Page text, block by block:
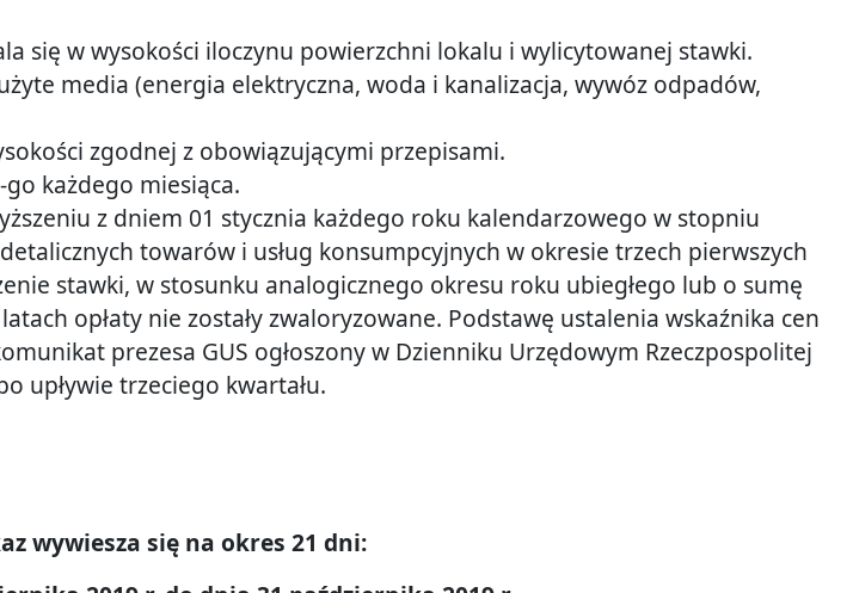
się w wysokości iloczynu powierzchni lokalu i wylicytowanej stawki.
media (energia elektryczna, woda i kanalizacja, wywóz odpadów,
zgodnej z obowiązującymi przepisami.
każdego miesiąca.
z dniem 01 stycznia każdego roku kalendarzowego w stopniu
towarów i usług konsumpcyjnych w okresie trzech pierwszych
stawki, w stosunku analogicznego okresu roku ubiegłego lub o sumę
opłaty nie zostały zwaloryzowane. Podstawę ustalenia wskaźnika cen
prezesa GUS ogłoszony w Dzienniku Urzędowym Rzeczpospolitej
upływie trzeciego kwartału.
wywiesza się na okres 21 dni: